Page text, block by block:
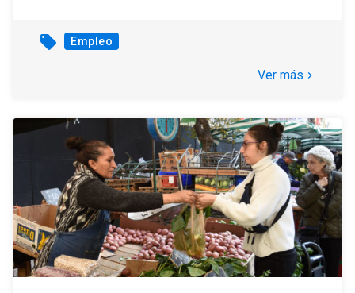
local_offer Empleo
Ver más keyboard_arrow_right